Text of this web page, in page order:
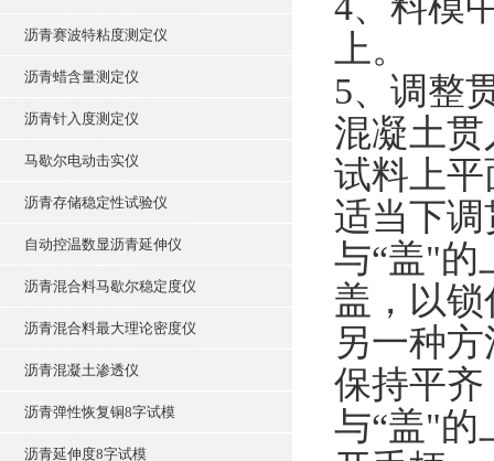
沥青赛波特粘度测定仪
沥青蜡含量测定仪
沥青针入度测定仪
马歇尔电动击实仪
沥青存储稳定性试验仪
自动控温数显沥青延伸仪
沥青混合料马歇尔稳定度仪
沥青混合料最大理论密度仪
沥青混凝土渗透仪
沥青弹性恢复铜8字试模
沥青延伸度8字试模
上。
5、调整
混凝土
试料上
适当下
与“盖"的
盖，以
另一种
保持平
与“盖"的